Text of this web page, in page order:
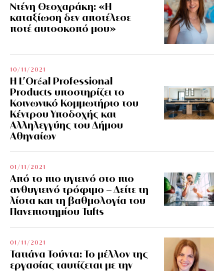
Ντένη Θεοχαράκη: «Η
καταξίωση δεν αποτέλεσε
ποτέ αυτοσκοπό μου»
10/11/2021
Η L’Οréal Professional
Products υποστηρίζει το
Κοινωνικό Κομμωτήριο του
Κέντρου Υποδοχής και
Αλληλεγγύης του Δήμου
Αθηναίων
01/11/2021
Από το πιο υγιεινό στο πιο
ανθυγιεινό τρόφιμο – Δείτε τη
λίστα και τη βαθμολογία του
Πανεπιστημίου Tufts
01/11/2021
Τατιάνα Τούντα: Το μέλλον της
εργασίας ταυτίζεται με την